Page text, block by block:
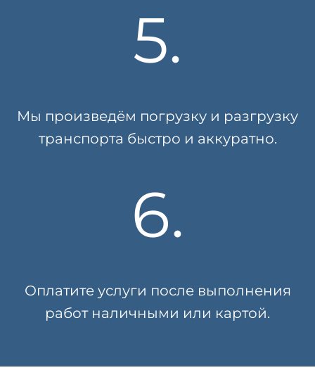
5.
Мы произведём погрузку и разгрузку
транспорта быстро и аккуратно.
6.
Оплатите услуги после выполнения
работ наличными или картой.